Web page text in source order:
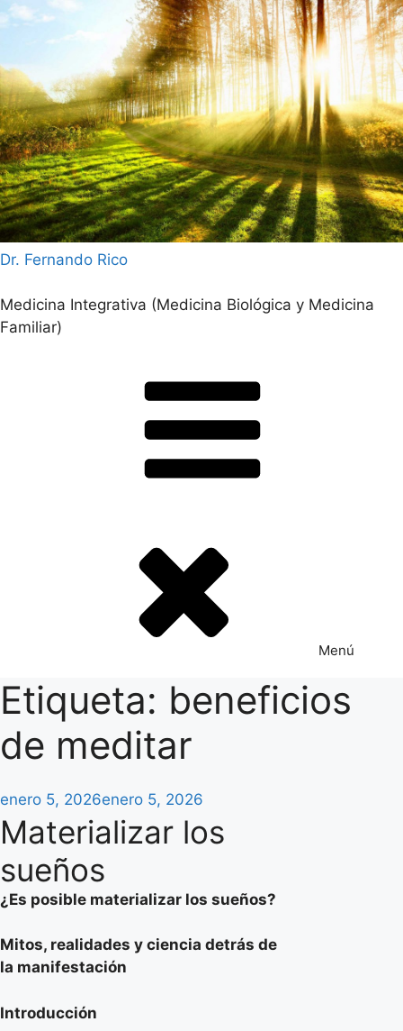
Saltar
Dr. Fernando Rico
Medicina Integrativa (Medicina Biológica y Medicina
Familiar)
Menú
Etiqueta: beneficios
de meditar
Publicado
el
enero 5, 2026enero 5, 2026
Materializar los
sueños
¿Es posible materializar los sueños?
Mitos, realidades y ciencia detrás de
la manifestación
Introducción